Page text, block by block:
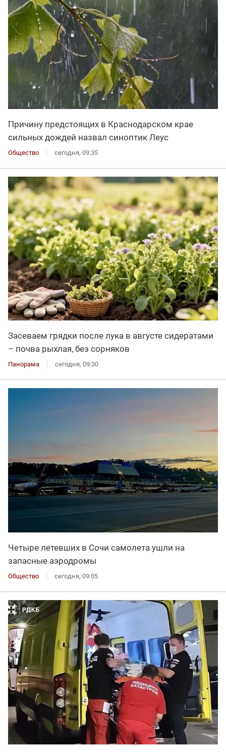
Причину предстоящих в Краснодарском крае
сильных дождей назвал синоптик Леус
Общество сегодня, 09:35
Засеваем грядки после лука в августе сидератами
– почва рыхлая, без сорняков
Панорама сегодня, 09:30
Четыре летевших в Сочи самолета ушли на
запасные аэродромы
Общество сегодня, 09:05